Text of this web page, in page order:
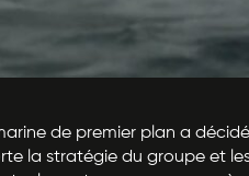
de premier plan a
la stratégie du groupe et